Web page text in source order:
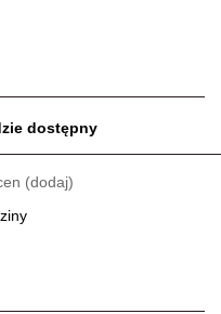
dostępny
(dodaj)